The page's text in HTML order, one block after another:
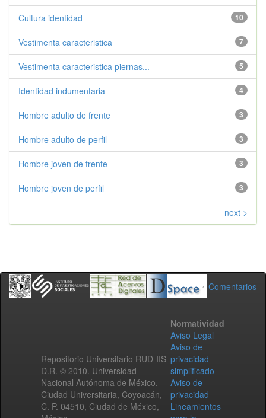
10
Cultura identidad
7
Vestimenta caracteristica
5
Vestimenta caracteristica piernas...
4
Identidad indumentaria
3
Hombre adulto de frente
3
Hombre adulto de perfil
3
Hombre joven de frente
3
Hombre joven de perfil
next >
Comentarios
Repositorio Universitario RUD-IIS
D.R. © 2010. Universidad
Nacional Autónoma de México.
Ciudad Universitaria, Coyoacán,
C. P. 04510, Ciudad de México,
Normatividad
Aviso Legal
Aviso de
privacidad
simplificado
Aviso de
privacidad
Lineamientos